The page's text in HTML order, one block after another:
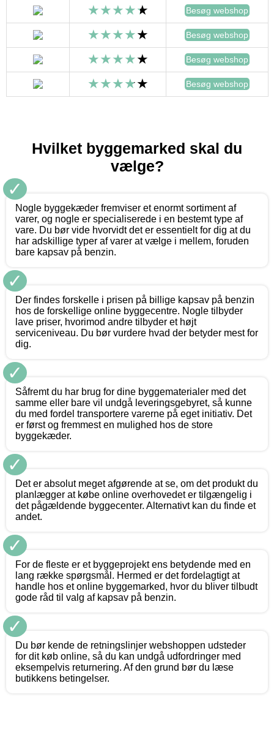
Besøg webshop
Besøg webshop
Besøg webshop
Besøg webshop
Hvilket byggemarked skal du
vælge?
✓
Nogle byggekæder fremviser et enormt sortiment af
varer, og nogle er specialiserede i en bestemt type af
vare. Du bør vide hvorvidt det er essentielt for dig at du
har adskillige typer af varer at vælge i mellem, foruden
bare kapsav på benzin.
✓
Der findes forskelle i prisen på billige kapsav på benzin
hos de forskellige online byggecentre. Nogle tilbyder
lave priser, hvorimod andre tilbyder et højt
serviceniveau. Du bør vurdere hvad der betyder mest for
dig.
✓
Såfremt du har brug for dine byggematerialer med det
samme eller bare vil undgå leveringsgebyret, så kunne
du med fordel transportere varerne på eget initiativ. Det
er først og fremmest en mulighed hos de store
byggekæder.
✓
Det er absolut meget afgørende at se, om det produkt du
planlægger at købe online overhovedet er tilgængelig i
det pågældende byggecenter. Alternativt kan du finde et
andet.
✓
For de fleste er et byggeprojekt ens betydende med en
lang række spørgsmål. Hermed er det fordelagtigt at
handle hos et online byggemarked, hvor du bliver tilbudt
gode råd til valg af kapsav på benzin.
✓
Du bør kende de retningslinjer webshoppen udsteder
for dit køb online, så du kan undgå udfordringer med
eksempelvis returnering. Af den grund bør du læse
butikkens betingelser.